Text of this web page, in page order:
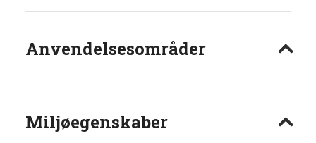
Anvendelsesområder
Miljøegenskaber